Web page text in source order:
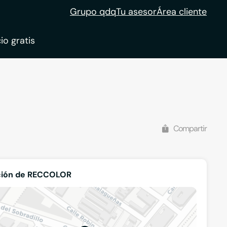
Grupo qdqTu asesorÁrea cliente
gratis
Compartir
de RECCOLOR